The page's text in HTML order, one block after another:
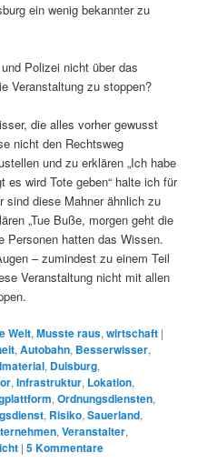
ein wenig bekannter zu
Polizei nicht über das
Veranstaltung zu stoppen?
die alles vorher gewusst
nicht den Rechtsweg
und zu erklären „Ich habe
es wird Tote geben“ halte ich für
sind diese Mahner ähnlich zu
„Tue Buße, morgen geht die
Personen hatten das Wissen.
– zumindest zu einem Teil
Veranstaltung nicht mit allen
Welt,Musste raus,wirtschaft |
,Autobahn, Besserwisser,
, Duisburg,
,Infrastruktur, Lokation,
,Ordnungsdiensten,
, Risiko,Sauerland,
,Veranstalter,
|5Kommentare